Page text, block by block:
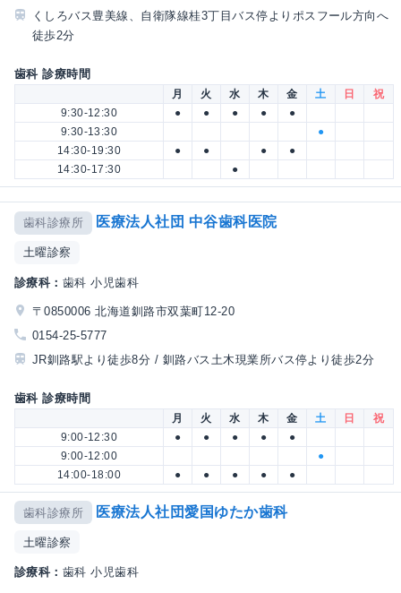
くしろバス豊美線、自衛隊線桂3丁目バス停よりポスフール方向へ
徒歩2分
歯科 診療時間
月 火 水 木 金 土 日
祝
9:30-12:30
● ● ● ●
●
9:30-13:30
●
14:30-19:30
● ● ●
●
14:30-17:30
●
歯科診療所 医療法人社団 中谷歯科医院
土曜診察
診療科： 歯科 小児歯科
〒0850006 北海道釧路市双葉町12-20
0154-25-5777
JR釧路駅より徒歩8分 / 釧路バス土木現業所バス停より徒歩2分
歯科 診療時間
月 火 水 木 金 土 日
祝
9:00-12:30
● ● ● ●
●
9:00-12:00
●
14:00-18:00
● ● ● ● ●
歯科診療所 医療法人社団愛国ゆたか歯科
土曜診察
診療科： 歯科 小児歯科